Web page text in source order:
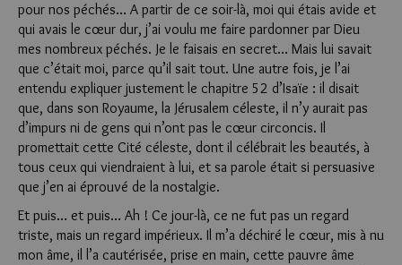
pour nos péchés… A partir de ce soir-là, moi qui étais avide et
qui avais le cœur dur, j’ai voulu me faire pardonner par Dieu
mes nombreux péchés. Je le faisais en secret… Mais lui savait
que c’était moi, parce qu’il sait tout. Une autre fois, je l’ai
entendu expliquer justement le chapitre 52 d’Isaïe : il disait
que, dans son Royaume, la Jérusalem céleste, il n’y aurait pas
d’impurs ni de gens qui n’ont pas le cœur circoncis. Il
promettait cette Cité céleste, dont il célébrait les beautés, à
tous ceux qui viendraient à lui, et sa parole était si persuasive
que j’en ai éprouvé de la nostalgie.
Et puis… et puis… Ah ! Ce jour-là, ce ne fut pas un regard
triste, mais un regard impérieux. Il m’a déchiré le cœur, mis à nu
mon âme, il l’a cautérisée, prise en main, cette pauvre âme